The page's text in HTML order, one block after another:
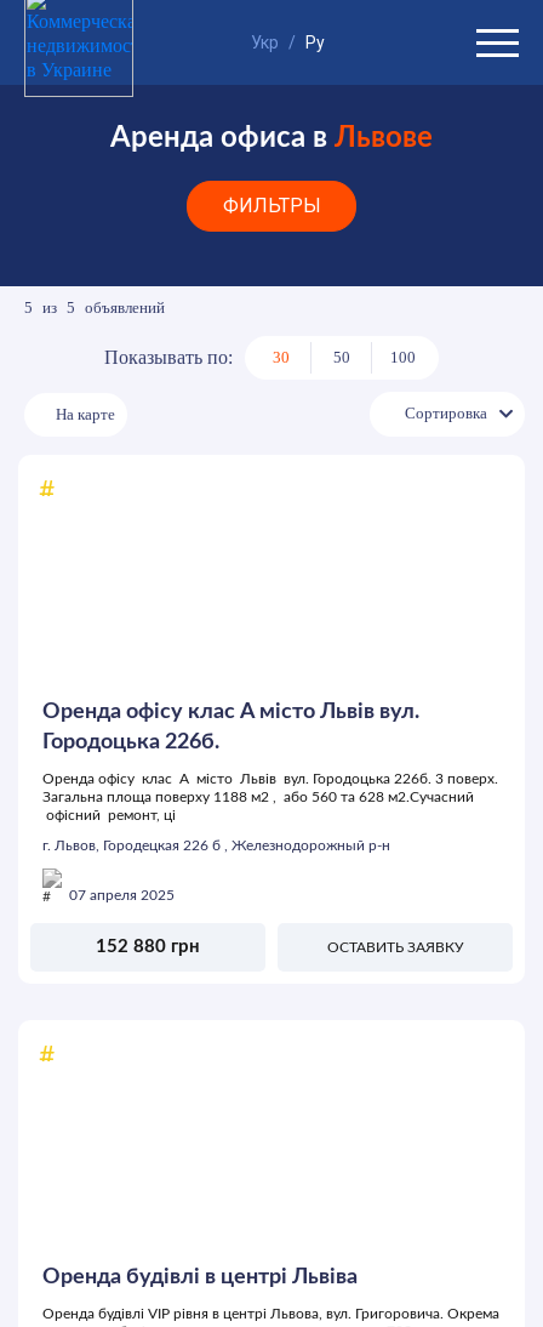
Укр / Ру
Аренда офиса в Львове
ФИЛЬТРЫ
5 из 5 объявлений
Показывать по: 30 50 100
На карте Сортировка
Оренда офісу клас А місто Львів вул.
Городоцька 226б.
Оренда офісу клас А місто Львів вул. Городоцька 226б. 3 поверх.
Загальна площа поверху 1188 м2 , або 560 та 628 м2.Сучасний
офісний ремонт, ці
г. Львов, Городецкая 226 б , Железнодорожный р-н
07 апреля 2025
152 880 грн ОСТАВИТЬ ЗАЯВКУ
Оренда будівлі в центрі Львіва
Оренда будівлі VIP рівня в центрі Львова, вул. Григоровича. Окрема